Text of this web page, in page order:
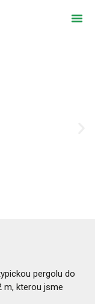
pergolu do
m, kterou jsme